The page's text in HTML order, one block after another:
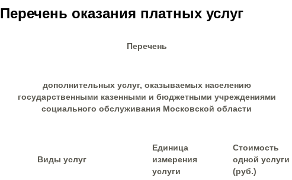
Перечень оказания платных услуг
Перечень
дополнительных услуг, оказываемых населению
государственными казенными и бюджетными учреждениями
социального обслуживания Московской области
Виды услуг
Единица
измерения
услуги
Стоимость
одной услуги
(руб.)